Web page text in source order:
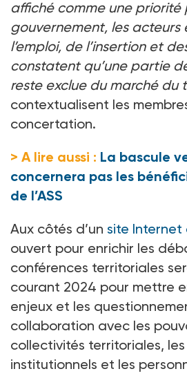
affiché comme une priorité
gouvernement, les
l’emploi, de l’insertion et
constatent qu’une partie
reste exclue du marché du
contextualisent les
concertation.
> A lire aussi : La bascule
concernera pas les
de l’ASS
Aux côtés d’un site
ouvert pour enrichir les
conférences territoriales
courant 2024 pour mettre
enjeux et les
collaboration avec les
collectivités territoriales,
institutionnels et les